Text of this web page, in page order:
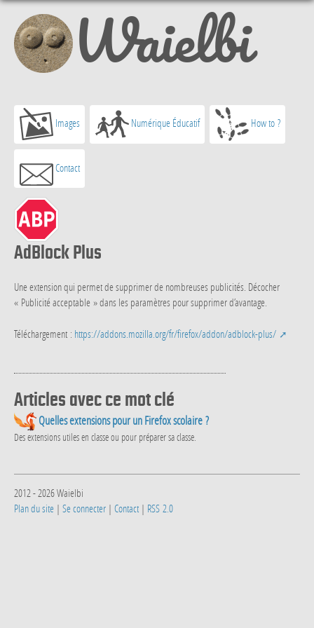
Waielbi
Images Numérique Éducatif How to ?
Contact
AdBlock Plus
Une extension qui permet de supprimer de nombreuses publicités. Décocher
« Publicité acceptable » dans les paramètres pour supprimer d’avantage.
Téléchargement : https://addons.mozilla.org/fr/firefox/addon/adblock-plus/
Articles avec ce mot clé
Quelles extensions pour un Firefox scolaire ?
Des extensions utiles en classe ou pour préparer sa classe.
2012 - 2026 Waielbi
Plan du site | Se connecter | Contact | RSS 2.0